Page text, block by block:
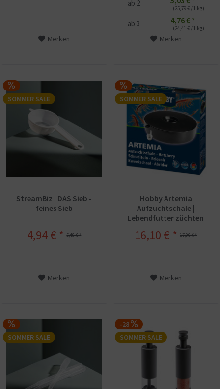
Merken
ab 2
(25,79 € / 1 kg)
ab 3 4,76 € *
(24,41 € / 1 kg)
Merken
SOMMER SALE
StreamBiz | DAS Sieb -
feines Sieb
5,49 € *
4,94 € *
Merken
SOMMER SALE
Hobby Artemia
Aufzuchtschale |
Lebendfutter züchten
17,90 € *
16,10 € *
Merken
SOMMER SALE
-28
SOMMER SALE